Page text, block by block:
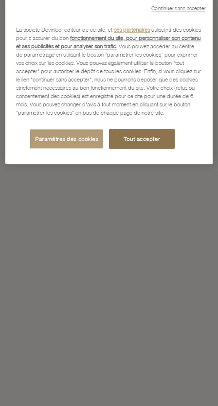
La société Devinlec, éditeur de ce site, etses partenairesutilise(nt) des cookies
pour s'assurer du bonfonctionnement du site, pour personnaliser son contenu
et ses publicités et pour analyser son trafic. Vous pouvez accéder au centre
de paramétrage en utilisant le bouton “paramétrer les cookies” pour exprimer
vos choix sur les cookies. Vous pouvez également utiliser le bouton "tout
accepter" pour autoriser le dépôt de tous les cookies. Enfin, si vous cliquez sur
le lien "continuer sans accepter", nous ne pourrons déposer que des cookies
strictement nécessaires au bon fonctionnement du site. Votre choix (refus ou
consentement des cookies) est enregistré pour ce site pour une durée de 6
mois. Vous pouvez changer d'avis à tout moment en cliquant sur le bouton
"paramétrer les cookies" en bas de chaque page de notre site.
Paramètres des cookies Tout accepter
Continuer sans accepter